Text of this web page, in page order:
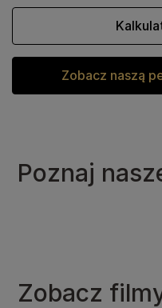
Zobacz naszą
Poznaj
Zobacz